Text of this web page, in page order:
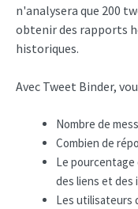
n'analysera que 200
obtenir des rapports
historiques.
Avec Tweet Binder,
Nombre de
Combien de
Le
des liens et des
Les utilisateurs